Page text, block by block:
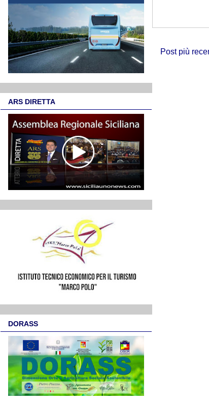
Post più
ARS DIRETTA
DORASS